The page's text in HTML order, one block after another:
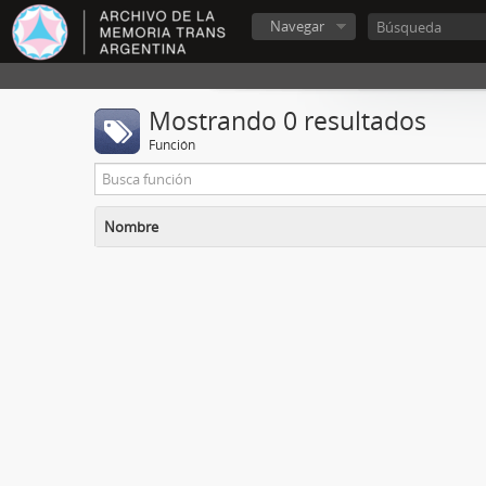
Navegar
Mostrando 0 resultados
Función
Nombre